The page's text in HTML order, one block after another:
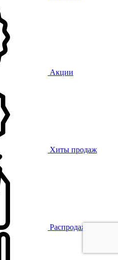
Акции
Хиты продаж
Распродажа